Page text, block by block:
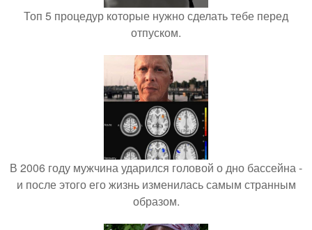
Топ 5 процедур которые нужно сделать тебе перед
отпуском.
В 2006 году мужчина ударился головой о дно бассейна -
и после этого его жизнь изменилась самым странным
образом.